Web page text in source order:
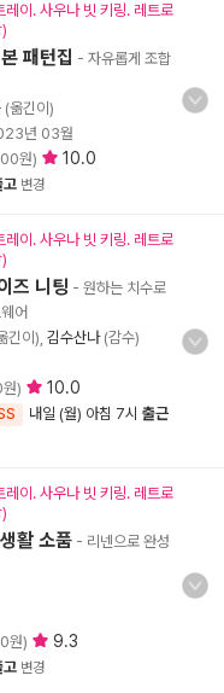
이. 사우나 빗 키링. 레트로
패턴집 - 자유롭게 조합
(옮긴이)
년 03월
원) 10.0
고 변경
이. 사우나 빗 키링. 레트로
즈 니팅 - 원하는 치수로
어
긴이), 김수산나(감수)
) 10.0
내일 (월) 아침 7시 출근
이. 사우나 빗 키링. 레트로
활 소품 - 리넨으로 완성
원) 9.3
고 변경